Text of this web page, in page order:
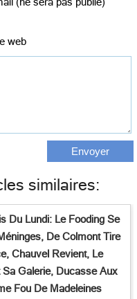
(ne sera pas publié)
web
similaires:
Du Lundi: Le Fooding Se
De Colmont Tire
Chauvel Revient, Le
Sa Galerie, Ducasse Aux
Fou De Madeleines